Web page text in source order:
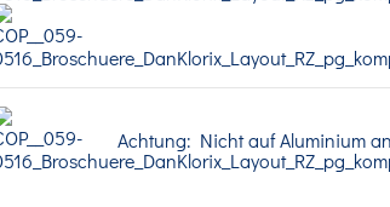
Achtung: Nicht auf Aluminium